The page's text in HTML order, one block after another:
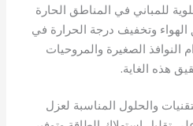
للمباني في المناطق الحارة
وتخفيف درجة الحرارة في
النوافذ الصغيرة والمروحيات
هذه الغاية.
والحلول المناسبة لعزل